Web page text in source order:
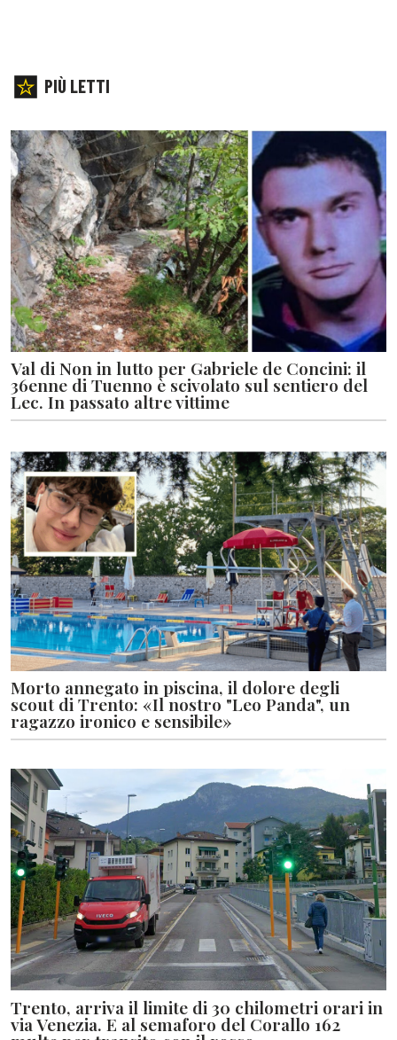
PIÙ LETTI
Val di Non in lutto per Gabriele de Concini: il
36enne di Tuenno è scivolato sul sentiero del
Lec. In passato altre vittime
Morto annegato in piscina, il dolore degli
scout di Trento: «Il nostro "Leo Panda", un
ragazzo ironico e sensibile»
Trento, arriva il limite di 30 chilometri orari in
via Venezia. E al semaforo del Corallo 162